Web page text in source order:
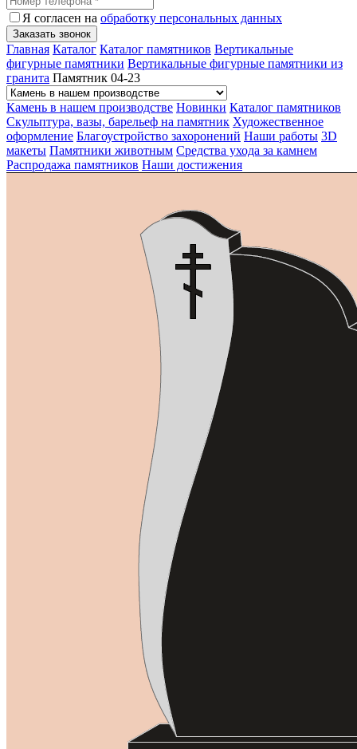
Я согласен на обработку персональных данных
Заказать звонок
Главная Каталог Каталог памятников Вертикальные
фигурные памятники Вертикальные фигурные памятники из
гранита Памятник 04-23
Камень в нашем производстве Новинки Каталог памятников
Скульптура, вазы, барельеф на памятник Художественное
оформление Благоустройство захоронений Наши работы 3D
макеты Памятники животным Средства ухода за камнем
Распродажа памятников Наши достижения